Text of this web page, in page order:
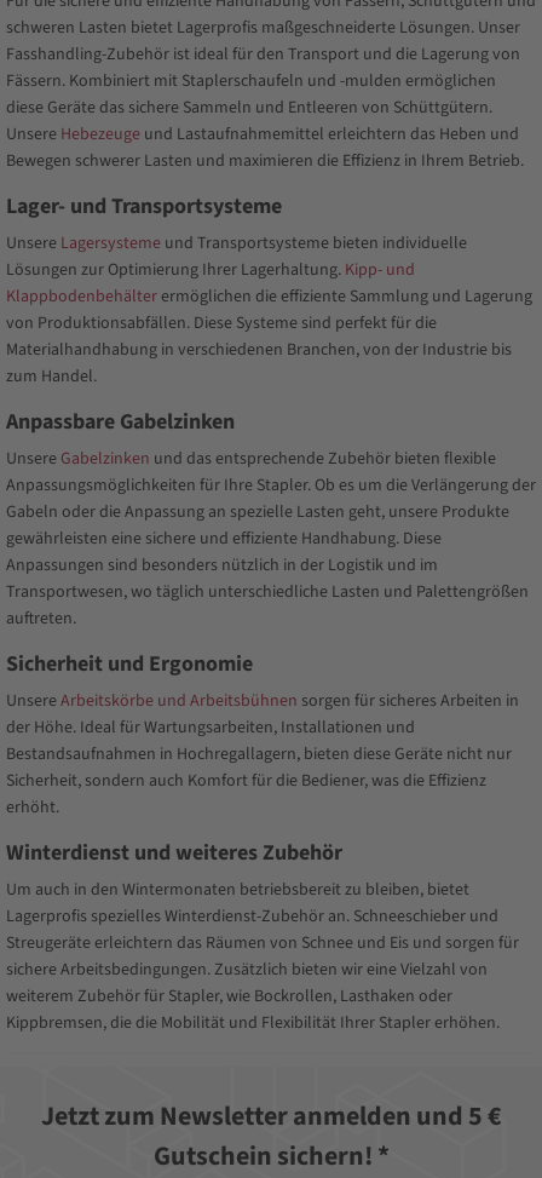
schweren Lasten bietet Lagerprofis maßgeschneiderte Lösungen. Unser
Fasshandling-Zubehör ist ideal für den Transport und die Lagerung von
Fässern. Kombiniert mit Staplerschaufeln und -mulden ermöglichen
diese Geräte das sichere Sammeln und Entleeren von Schüttgütern.
Unsere Hebezeuge und Lastaufnahmemittel erleichtern das Heben und
Bewegen schwerer Lasten und maximieren die Effizienz in Ihrem Betrieb.
Lager- und Transportsysteme
Unsere Lagersysteme und Transportsysteme bieten individuelle
Lösungen zur Optimierung Ihrer Lagerhaltung. Kipp- und
Klappbodenbehälterermöglichen die effiziente Sammlung und Lagerung
von Produktionsabfällen. Diese Systeme sind perfekt für die
Materialhandhabung in verschiedenen Branchen, von der Industrie bis
zum Handel.
Anpassbare Gabelzinken
Unsere Gabelzinken und das entsprechende Zubehör bieten flexible
Anpassungsmöglichkeiten für Ihre Stapler. Ob es um die Verlängerung der
Gabeln oder die Anpassung an spezielle Lasten geht, unsere Produkte
gewährleisten eine sichere und effiziente Handhabung. Diese
Anpassungen sind besonders nützlich in der Logistik und im
Transportwesen, wo täglich unterschiedliche Lasten und Palettengrößen
auftreten.
Sicherheit und Ergonomie
UnsereArbeitskörbe und Arbeitsbühnen sorgen für sicheres Arbeiten in
der Höhe. Ideal für Wartungsarbeiten, Installationen und
Bestandsaufnahmen in Hochregallagern, bieten diese Geräte nicht nur
Sicherheit, sondern auch Komfort für die Bediener, was die Effizienz
erhöht.
Winterdienst und weiteres Zubehör
Um auch in den Wintermonaten betriebsbereit zu bleiben, bietet
Lagerprofis spezielles Winterdienst-Zubehör an. Schneeschieber und
Streugeräte erleichtern das Räumen von Schnee und Eis und sorgen für
sichere Arbeitsbedingungen. Zusätzlich bieten wir eine Vielzahl von
weiterem Zubehör für Stapler, wie Bockrollen, Lasthaken oder
Kippbremsen, die die Mobilität und Flexibilität Ihrer Stapler erhöhen.
Jetzt zum Newsletter anmelden und 5 €
Gutschein sichern! *